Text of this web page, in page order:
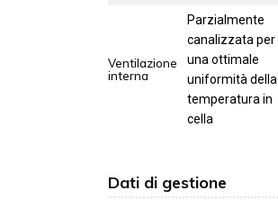
Ventilazione
interna
Parzialmente
canalizzata per
una ottimale
uniformità della
temperatura in
cella
Dati di gestione